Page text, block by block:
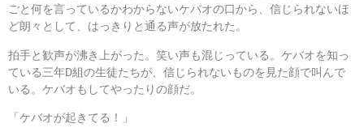
ごと何を言っているかわからないケバオの口から、信じられないほ
ど朗々として、はっきりと通る声が放たれた。
拍手と歓声が沸き上がった。笑い声も混じっている。ケバオを知っ
ている三年D組の生徒たちが、信じられないものを見た顔で叫んで
いる。ケバオもしてやったりの顔だ。
「ケバオが起きてる！」